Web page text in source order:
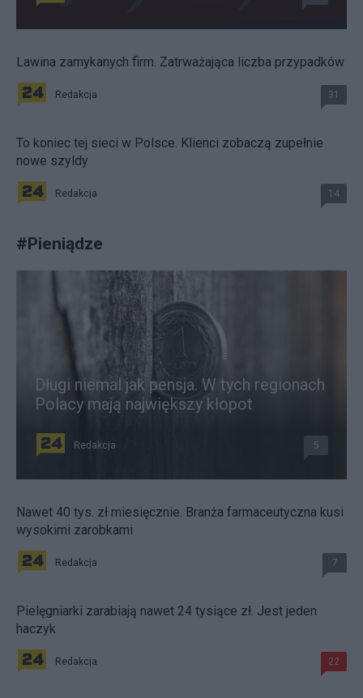
Lawina zamykanych firm. Zatrważająca liczba przypadków
Redakcja 31
To koniec tej sieci w Polsce. Klienci zobaczą zupełnie
nowe szyldy
Redakcja 14
#Pieniądze
Długi niemal jak pensja. W tych regionach
Polacy mają największy kłopot
Redakcja 5
Nawet 40 tys. zł miesięcznie. Branża farmaceutyczna kusi
wysokimi zarobkami
Redakcja 7
Pielęgniarki zarabiają nawet 24 tysiące zł. Jest jeden
haczyk
Redakcja 22